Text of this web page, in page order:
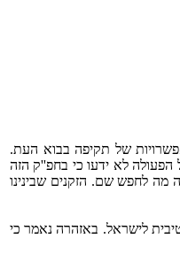
של תקיפה בבוא העת.
לא ידעו כי בחפ''ק הזה
מה לחפש שם. הזקנים שבינינו
לישראל. באזהרה נאמר כי